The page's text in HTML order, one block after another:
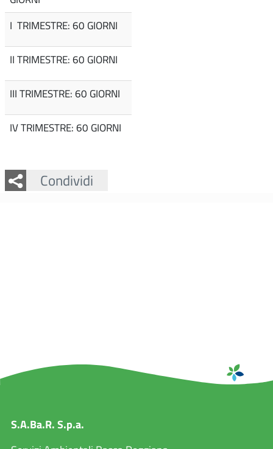
I TRIMESTRE: 60 GIORNI
II TRIMESTRE: 60 GIORNI
III TRIMESTRE: 60 GIORNI
IV TRIMESTRE: 60 GIORNI
Condividi
Facebook
Twitter
Whatsapp
S.A.Ba.R. S.p.a.